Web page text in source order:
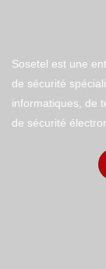
Sosetel est une
de sécurité
informatiques, de
de sécurité